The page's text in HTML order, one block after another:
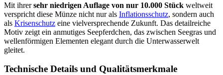
Mit ihrersehr niedrigen Auflage von nur 10.000 Stück weltweit
verspricht diese Münze nicht nur als Inflationsschutz, sondern auch
als Krisenschutz eine vielversprechende Zukunft. Das detailreiche
Motiv zeigt ein anmutiges Seepferdchen, das zwischen Seegras und
wellenförmigen Elementen elegant durch die Unterwasserwelt
gleitet.
Technische Details und Qualitätsmerkmale